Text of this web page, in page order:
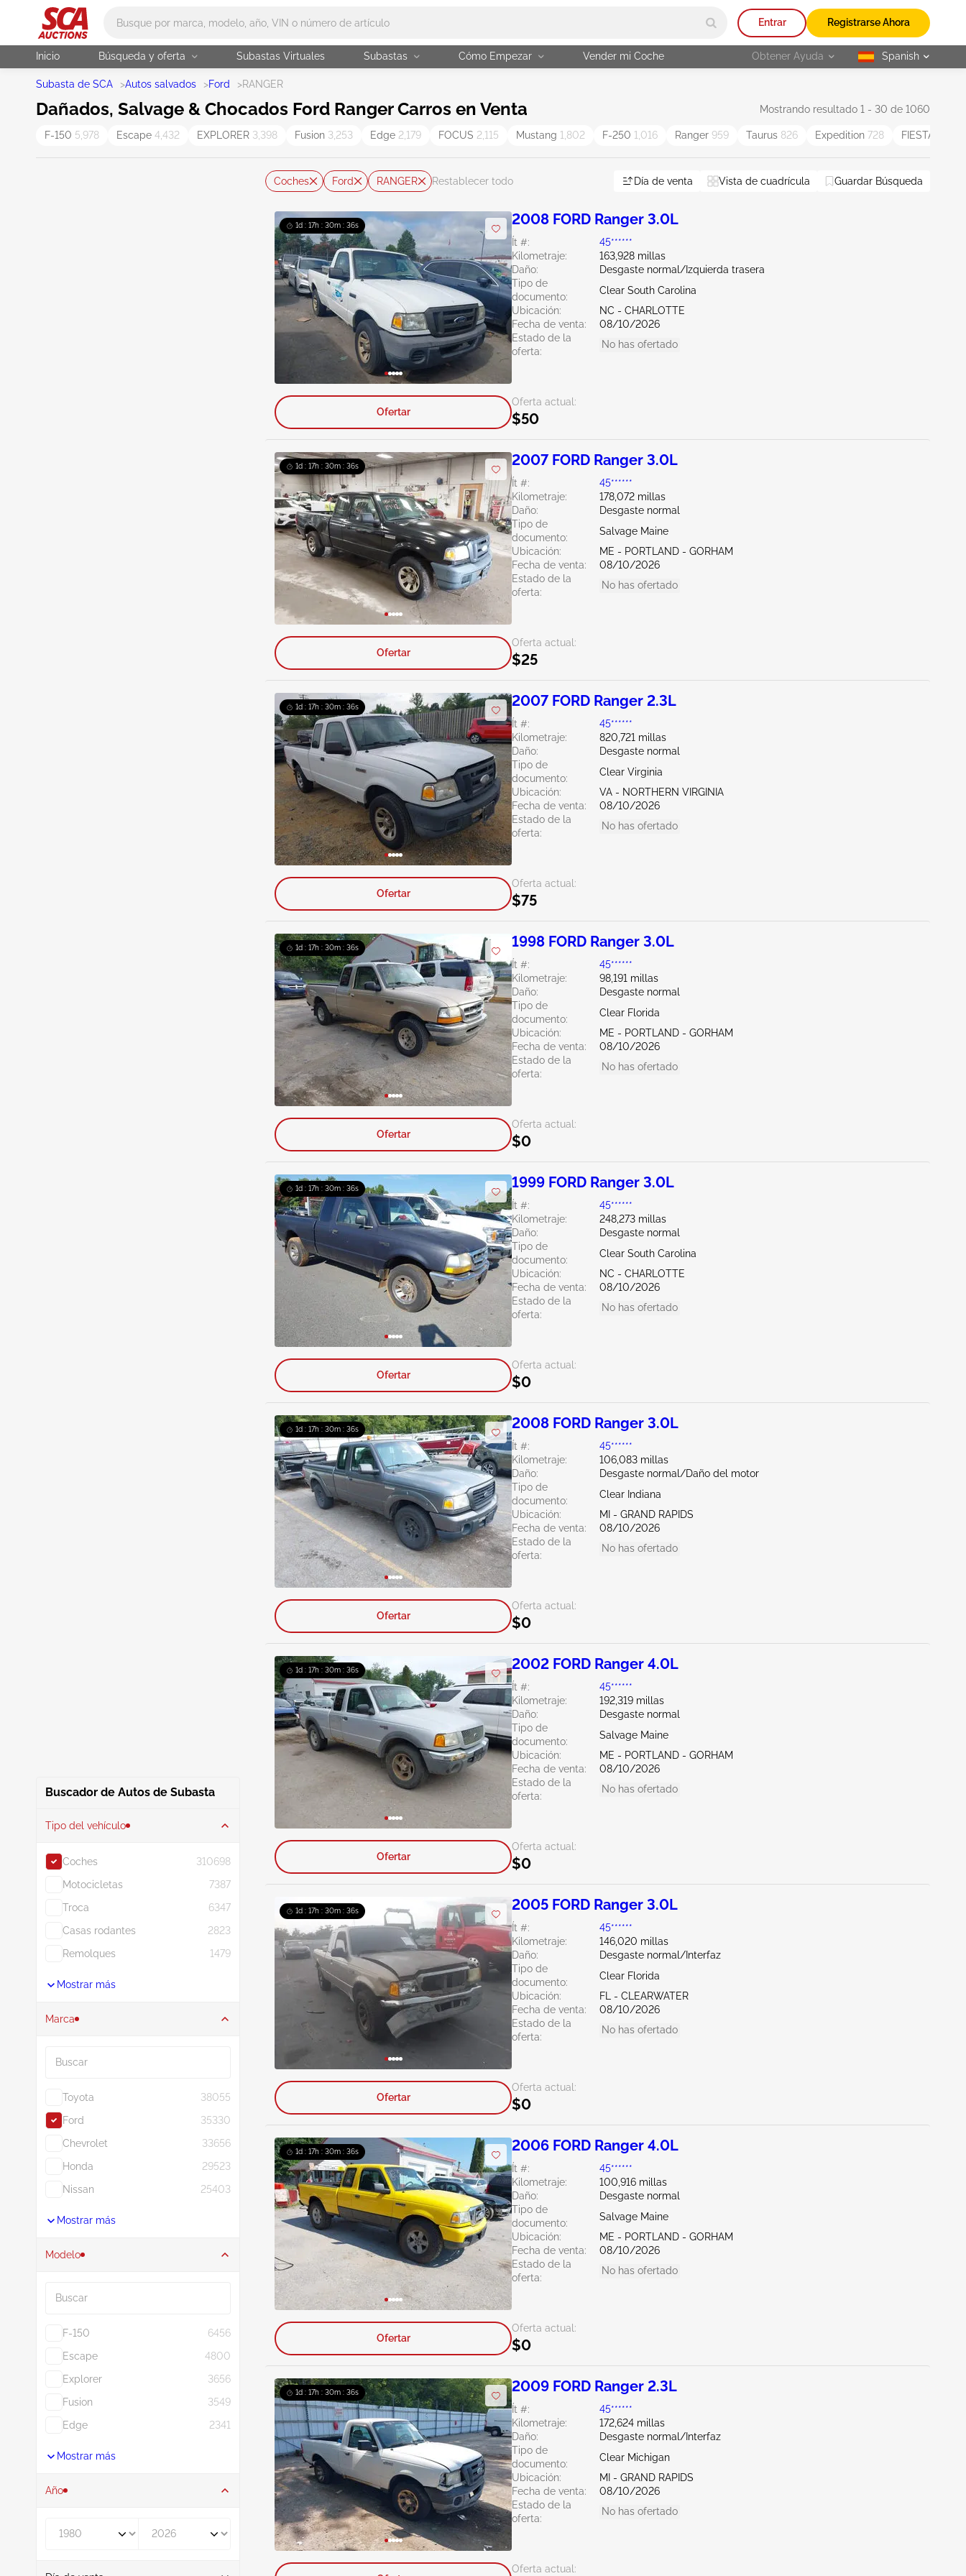
Entrar Registrarse Ahora
Inicio Búsqueda y oferta Subastas Virtuales Subastas Cómo Empezar Vender mi Coche Obtener Ayuda selected
Spanish
Subasta de SCA >Autos salvados >Ford >RANGER
Dañados, Salvage & Chocados Ford Ranger Carros en Venta Mostrando resultado 1 - 30 de 1060
F-150 5,978 Escape 4,432 EXPLORER 3,398 Fusion 3,253 Edge 2,179 FOCUS 2,115 Mustang 1,802 F-250 1,016 Ranger 959 Taurus 826 Expedition 728 FIESTA
Buscador de Autos de Subasta
Tipo del vehículo
Coches
310698
Motocicletas
7387
Troca
6347
Casas rodantes
2823
Remolques
1479
Mostrar más
Marca
Toyota
38055
Ford
35330
Chevrolet
33656
Honda
29523
Nissan
25403
Mostrar más
Modelo
F-150
6456
Escape
4800
Explorer
3656
Fusion
3549
Edge
2341
Mostrar más
Año
Coches Ford RANGER Restablecer todo Día de venta Vista de cuadrícula Guardar Búsqueda
1d : 17h : 30m : 34s 2008 FORD Ranger 3.0L
Ít #:
45******
Kilometraje:
163,928 millas
Daño:
Desgaste normal/Izquierda trasera
Tipo de
documento:
Clear South Carolina
Ubicación:
NC - CHARLOTTE
Fecha de venta:
08/10/2026
Estado de la
oferta:
No has ofertado
Oferta actual:
$50
Ofertar
1d : 17h : 30m : 34s 2007 FORD Ranger 3.0L
Ít #:
45******
Kilometraje:
178,072 millas
Daño:
Desgaste normal
Tipo de
documento:
Salvage Maine
Ubicación:
ME - PORTLAND - GORHAM
Fecha de venta:
08/10/2026
Estado de la
oferta:
No has ofertado
Oferta actual:
$25
Ofertar
1d : 17h : 30m : 34s 2007 FORD Ranger 2.3L
Ít #:
45******
Kilometraje:
820,721 millas
Daño:
Desgaste normal
Tipo de
documento:
Clear Virginia
Ubicación:
VA - NORTHERN VIRGINIA
Fecha de venta:
08/10/2026
Estado de la
oferta:
No has ofertado
Oferta actual:
$75
Ofertar
1d : 17h : 30m : 34s 1998 FORD Ranger 3.0L
Ít #:
45******
Kilometraje:
98,191 millas
Daño:
Desgaste normal
Tipo de
documento:
Clear Florida
Ubicación:
ME - PORTLAND - GORHAM
Fecha de venta:
08/10/2026
Estado de la
oferta:
No has ofertado
Oferta actual:
$0
Ofertar
1d : 17h : 30m : 34s 1999 FORD Ranger 3.0L
Ít #:
45******
Kilometraje:
248,273 millas
Daño:
Desgaste normal
Tipo de
documento:
Clear South Carolina
Ubicación:
NC - CHARLOTTE
Fecha de venta:
08/10/2026
Estado de la
oferta:
No has ofertado
Oferta actual:
$0
Ofertar
1d : 17h : 30m : 34s 2008 FORD Ranger 3.0L
Ít #:
45******
Kilometraje:
106,083 millas
Daño:
Desgaste normal/Daño del motor
Tipo de
documento:
Clear Indiana
Ubicación:
MI - GRAND RAPIDS
Fecha de venta:
08/10/2026
Estado de la
oferta:
No has ofertado
Oferta actual:
$0
Ofertar
1d : 17h : 30m : 34s 2002 FORD Ranger 4.0L
Ít #:
45******
Kilometraje:
192,319 millas
Daño:
Desgaste normal
Tipo de
documento:
Salvage Maine
Ubicación:
ME - PORTLAND - GORHAM
Fecha de venta:
08/10/2026
Estado de la
oferta:
No has ofertado
Oferta actual:
$0
Ofertar
1d : 17h : 30m : 34s 2005 FORD Ranger 3.0L
Ít #:
45******
Kilometraje:
146,020 millas
Daño:
Desgaste normal/Interfaz
Tipo de
documento:
Clear Florida
Ubicación:
FL - CLEARWATER
Fecha de venta:
08/10/2026
Estado de la
oferta:
No has ofertado
Oferta actual:
$0
Ofertar
1d : 17h : 30m : 34s 2006 FORD Ranger 4.0L
Ít #:
45******
Kilometraje:
100,916 millas
Daño:
Desgaste normal
Tipo de
documento:
Salvage Maine
Ubicación:
ME - PORTLAND - GORHAM
Fecha de venta:
08/10/2026
Estado de la
oferta:
No has ofertado
Oferta actual:
$0
Ofertar
1d : 17h : 30m : 34s 2009 FORD Ranger 2.3L
Ít #:
45******
Kilometraje:
172,624 millas
Daño:
Desgaste normal/Interfaz
Tipo de
documento:
Clear Michigan
Ubicación:
MI - GRAND RAPIDS
Fecha de venta:
08/10/2026
Estado de la
oferta:
No has ofertado
Oferta actual: